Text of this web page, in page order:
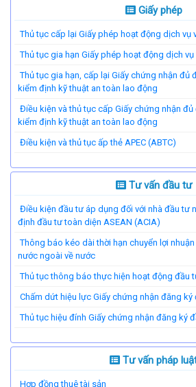
Giấy phép
Thủ tục cấp lại Giấy phép hoạt động dịch vụ
Thủ tục gia hạn Giấy phép hoạt động dịch vụ
Thủ tục gia hạn, cấp lại Giấy chứng nhận đủ
kiểm định kỹ thuật an toàn lao động
Điều kiện và thủ tục cấp Giấy chứng nhận
kiểm định kỹ thuật an toàn lao động
Điều kiện và thủ tục ấp thẻ APEC (ABTC)
Tư vấn đầu tư
Điều kiện đầu tư áp dụng đối với nhà đầu tư
định đầu tư toàn diện ASEAN (ACIA)
Thông báo kéo dài thời hạn chuyển lợi
nước ngoài về nước
Thủ tục thông báo thực hiện hoạt động đầu
Chấm dứt hiệu lực Giấy chứng nhận đăng
Thủ tục hiệu đính Giấy chứng nhận đăng ký
Tư vấn pháp
Hợp đồng thuê tài sản